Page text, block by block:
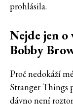
prohlásila.
Nejde jen
Bobby
Proč nedokáží
Stranger Things
dávno není